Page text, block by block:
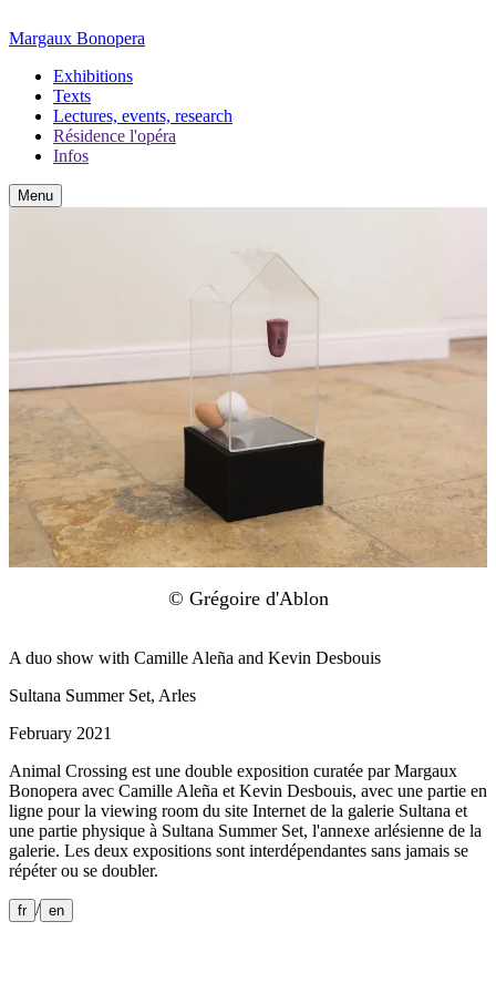
Margaux Bonopera
Exhibitions
Texts
Lectures, events, research
Résidence l'opéra
Infos
Menu
© Grégoire d'Ablon
A duo show with Camille Aleña and Kevin Desbouis
Sultana Summer Set, Arles
February 2021
Animal Crossing est une double exposition curatée par Margaux
Bonopera avec Camille Aleña et Kevin Desbouis, avec une partie en
ligne pour la viewing room du site Internet de la galerie Sultana et
une partie physique à Sultana Summer Set, l'annexe arlésienne de la
galerie. Les deux expositions sont interdépendantes sans jamais se
répéter ou se doubler.
fr / en